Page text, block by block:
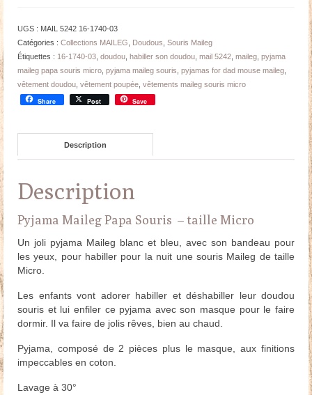
MICRO
13/15
UGS : MAIL 5242 16-1740-03
Catégories : Collections MAILEG Doudous Souris Maileg
Étiquettes : 16-1740-03 doudou habiller son doudou mail 5242 maileg pyjama
maileg papa souris micro pyjama maileg souris pyjamas for dad mouse maileg
vêtement doudou vêtement poupée vêtements maileg souris micro
Share Post Save
Description
Description
Pyjama Maileg Papa Souris – taille Micro
Un joli pyjama Maileg blanc et bleu, avec son bandeau pour
les yeux, pour habiller pour la nuit une souris Maileg de taille
Micro.
Les enfants vont adorer habiller et déshabiller leur doudou
souris et lui enfiler ce pyjama avec son masque pour le faire
dormir. Il va faire de jolis rêves, bien au chaud.
Pyjama, composé de 2 pièces plus le masque, aux finitions
impeccables en coton.
Lavage à 30°